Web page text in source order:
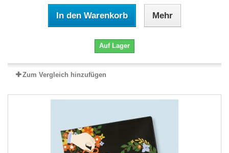
In den Warenkorb Mehr
Auf Lager
Zum Vergleich hinzufügen